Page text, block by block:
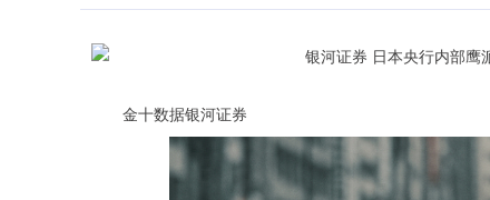
金十数据银河证券